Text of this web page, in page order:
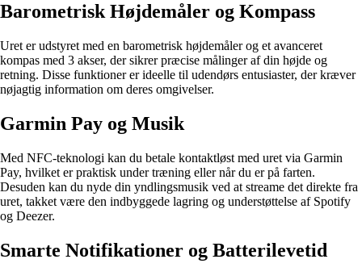
Barometrisk Højdemåler og Kompass
Uret er udstyret med en barometrisk højdemåler og et avanceret
kompas med 3 akser, der sikrer præcise målinger af din højde og
retning. Disse funktioner er ideelle til udendørs entusiaster, der kræver
nøjagtig information om deres omgivelser.
Garmin Pay og Musik
Med NFC-teknologi kan du betale kontaktløst med uret via Garmin
Pay, hvilket er praktisk under træning eller når du er på farten.
Desuden kan du nyde din yndlingsmusik ved at streame det direkte fra
uret, takket være den indbyggede lagring og understøttelse af Spotify
og Deezer.
Smarte Notifikationer og Batterilevetid